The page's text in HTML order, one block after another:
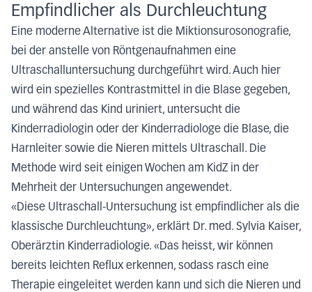
Empfindlicher als Durchleuchtung
Eine moderne Alternative ist die Miktionsurosonografie,
bei der anstelle von Röntgenaufnahmen eine
Ultraschalluntersuchung durchgeführt wird. Auch hier
wird ein spezielles Kontrastmittel in die Blase gegeben,
und während das Kind uriniert, untersucht die
Kinderradiologin oder der Kinderradiologe die Blase, die
Harnleiter sowie die Nieren mittels Ultraschall. Die
Methode wird seit einigen Wochen am KidZ in der
Mehrheit der Untersuchungen angewendet.
«Diese Ultraschall-Untersuchung ist empfindlicher als die
klassische Durchleuchtung», erklärt Dr. med. Sylvia Kaiser,
Oberärztin Kinderradiologie. «Das heisst, wir können
bereits leichten Reflux erkennen, sodass rasch eine
Therapie eingeleitet werden kann und sich die Nieren und